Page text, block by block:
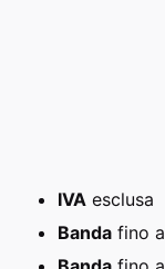
IVA esclusa
Banda fino a